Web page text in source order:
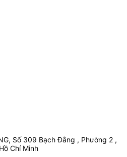
Số 309 Bạch Đằng , Phường 2 ,
Chí Minh